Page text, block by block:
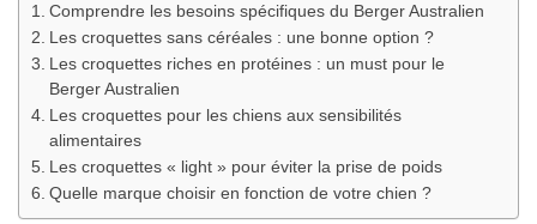
Comprendre les besoins spécifiques du Berger Australien
Les croquettes sans céréales : une bonne option ?
Les croquettes riches en protéines : un must pour le
Berger Australien
Les croquettes pour les chiens aux sensibilités
alimentaires
Les croquettes « light » pour éviter la prise de poids
Quelle marque choisir en fonction de votre chien ?